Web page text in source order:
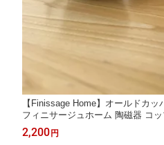
【Finissage Home】オールドカッ
フィニサージュホーム 陶磁器 コ
ュ楽天市場店 ヘミングス公式ショ
2,200円